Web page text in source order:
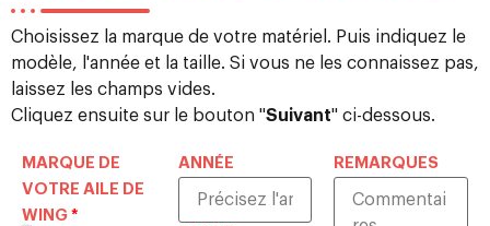
Choisissez la marque de votre matériel. Puis indiquez le
modèle, l'année et la taille. Si vous ne les connaissez pas,
laissez les champs vides.
Cliquez ensuite sur le bouton "Suivant" ci-dessous.
MARQUE DE
VOTRE AILE DE
WING
ANNÉE REMARQUES